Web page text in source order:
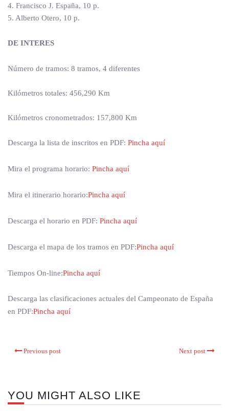
4. Francisco J. España, 10 p.
5. Alberto Otero, 10 p.
DE INTERES
Número de tramos: 8 tramos, 4 diferentes
Kilómetros totales: 456,290 Km
Kilómetros cronometrados: 157,800 Km
Descarga la lista de inscritos en PDF: Pincha aquí
Mira el programa horario: Pincha aquí
Mira el itinerario horario:Pincha aquí
Descarga el horario en PDF: Pincha aquí
Descarga el mapa de los tramos en PDF:Pincha aquí
Tiempos On-line:Pincha aquí
Descarga las clasificaciones actuales del Campeonato de España
en PDF:Pincha aquí
Previous post Next post
YOU MIGHT ALSO LIKE